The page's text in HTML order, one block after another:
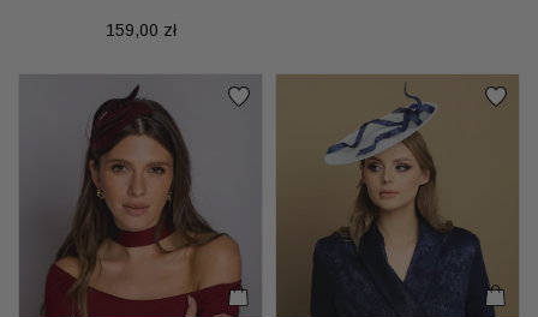
Cena
159,00 zł